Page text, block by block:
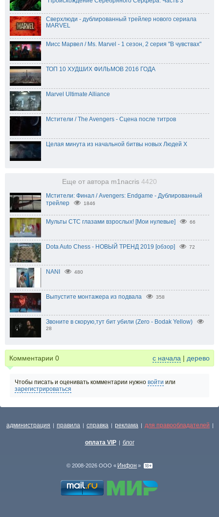
Сверхлюди - дублированный трейлер нового сериала
MARVEL
Мисс Марвел / Ms. Marvel - 1 сезон, 2 серия "В чувствах"
ТОП 10 ХУДШИХ ФИЛЬМОВ 2016 ГОДА
Marvel Ultimate Alliance
Мстители / The Avengers - Сцена после титров
Целая минута из начальной битвы новых Людей Х
Еще от автора m1nacris 4420
Мстители: Финал / Avengers: Endgame - Дублированный
трейлер
1846
Мульты СТС глазами взрослых! [Мои нулевые] 66
Dota Auto Chess - НОВЫЙ ТРЕНД 2019 [обзор] 72
NANI 480
Выпустите монтажера из подвала 358
Звоните в скорую,тут бит убили (Zero - Bodak Yellow)
28
Комментарии 0 с начала | дерево
Чтобы писать и оценивать комментарии нужно войти или
зарегистрироваться
администрация | правила | справка | реклама | для правообладателей |
оплата VIP | блог
© 2008-2026 ООО « Инфон »